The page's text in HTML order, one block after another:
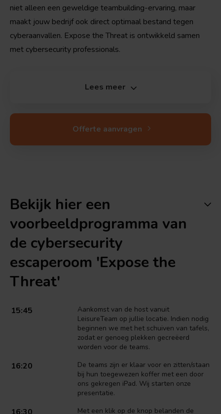
niet alleen een geweldige teambuilding-ervaring, maar
maakt jouw bedrijf ook direct optimaal bestand tegen
cyberaanvallen. Expose the Threat is ontwikkeld samen
met cybersecurity professionals.
Lees meer
Offerte aanvragen
Bekijk hier een
voorbeeldprogramma van
de cybersecurity
escaperoom 'Expose the
Threat'
15:45
Aankomst van de host vanuit
LeisureTeam op jullie locatie. Indien nodig
beginnen we met het schuiven van tafels,
zodat er genoeg plekken gecreëerd
worden voor de teams.
16:20
De teams zijn er klaar voor en zitten/staan
bij hun toegewezen koffer met een door
ons gekregen iPad. Wij starten onze
presentatie.
16:30 Met een klik op de knop belanden de